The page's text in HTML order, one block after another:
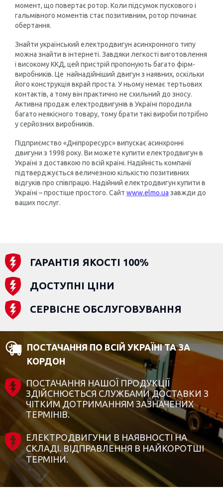
момент, що повертає ротор. Коли підсумок пускового і
гальмівного моментів стає позитивним, ротор починає
обертання.
Знайти український електродвигун асинхронного типу
можна знайти в інтернеті. Завдяки легкості виготовлення
і високому ККД, цей пристрій пропонують багато фірм-
виробників. Це найнадійніший двигун з наявних, оскільки
його конструкція вкрай проста. У ньому немає тертьових
контактів, а тому він практично не схильний до зносу.
Активна продаж електродвигунів в Україні породила
багато неякісного товару, тому брати такі вироби потрібно
у серйозних виробників.
Підприємство «Дніпроресурс» випускає асинхронні
двигуни з 1998 року. Ви можете купити електродвигун в
Україні з доставкою по всій країні. Надійність компанії
підтверджується величезною кількістю позитивних
відгуків про співпрацю. Надійний електродвигун купити в
Україні – простіше простого. Сайт www.elmo.ua завжди до
ваших послуг.
ГАРАНТІЯ ЯКОСТІ 100%
ДОСТУПНІ ЦІНИ
СЕРВІСНЕ ОБСЛУГОВУВАННЯ
ПОСТАЧАННЯ ПО ВСІЙ УКРАЇНІ ТА ЗА
КОРДОН
ПОСТАЧАННЯ НАШОЇ ПРОДУКЦІЇ
ЗДІЙСНЮЄТЬСЯ СЛУЖБАМИ ДОСТАВКИ З
ЧІТКИМ ДОТРИМАННЯМ ЗАЗНАЧЕНИХ
ТЕРМІНІВ.
ЕЛЕКТРОДВИГУНИ В НАЯВНОСТІ НА
СКЛАДІ. ВІДПРАВЛЕННЯ В НАЙКОРОТШІ
ТЕРМІНИ.